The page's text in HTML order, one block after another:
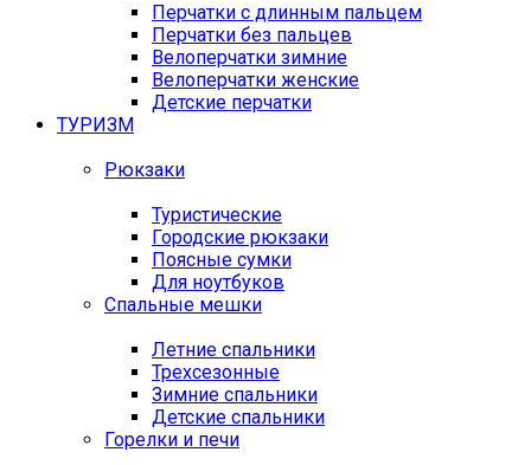
Перчатки с длинным пальцем
Перчатки без пальцев
Велоперчатки зимние
Велоперчатки женские
Детские перчатки
ТУРИЗМ
Рюкзаки
Туристические
Городские рюкзаки
Поясные сумки
Для ноутбуков
Спальные мешки
Летние спальники
Трехсезонные
Зимние спальники
Детские спальники
Горелки и печи